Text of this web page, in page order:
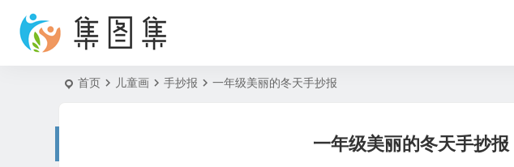
首页 儿童画 手抄报 一年级美丽的冬天手抄报
一年级美丽的冬天手抄报